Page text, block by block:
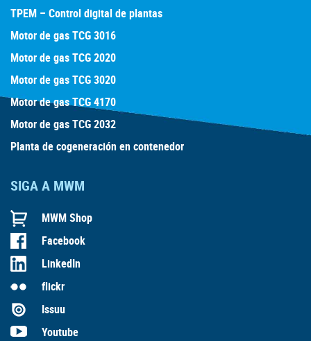
TPEM – Control digital de plantas
Motor de gas TCG 3016
Motor de gas TCG 2020
Motor de gas TCG 3020
Motor de gas TCG 4170
Motor de gas TCG 2032
Planta de cogeneración en contenedor
SIGA A MWM
MWM Shop
Facebook
LinkedIn
flickr
Issuu
Youtube